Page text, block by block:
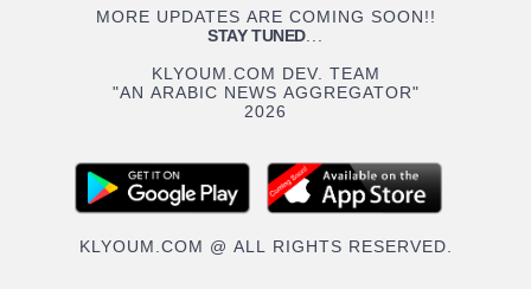
MORE UPDATES ARE COMING SOON!!
STAY TUNED...
KLYOUM.COM DEV. TEAM
"AN ARABIC NEWS AGGREGATOR"
2026
KLYOUM.COM @ ALL RIGHTS RESERVED.